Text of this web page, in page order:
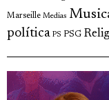
Marseille Medias
política PS PSG